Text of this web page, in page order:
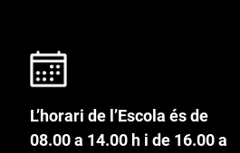
L’horari de l’Escola és de
08.00 a 14.00 h i de 16.00 a